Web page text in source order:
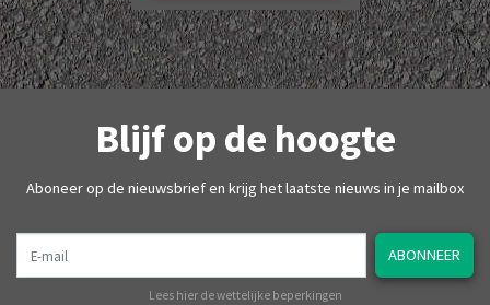
Blijf op de hoogte
Aboneer op de nieuwsbrief en krijg het laatste nieuws in je mailbox
ABONNEER
Lees hier de wettelijke beperkingen